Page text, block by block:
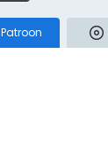
Patroon